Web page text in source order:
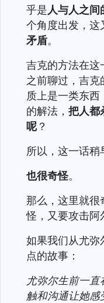
乎是人与人之
个角度出发，这
矛盾。
吉克的方法在这
之前聊过，吉
质上是一类东
的解法， 把人都
呢？
所以，这一话稍
也很奇怪。
那么，这里就很
怪，又要攻击阿
如果我们从尤弥
点的故事：
尤弥尔生前一
触和沟通让她